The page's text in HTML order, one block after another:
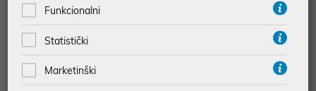
HASBRO GAMING: MONOPOLY
MARVEL ETERNALS EDITION
49,00 €
HASBRO GAMING: MONOPOLY
Funkcionalni
Statistički
Marketinški